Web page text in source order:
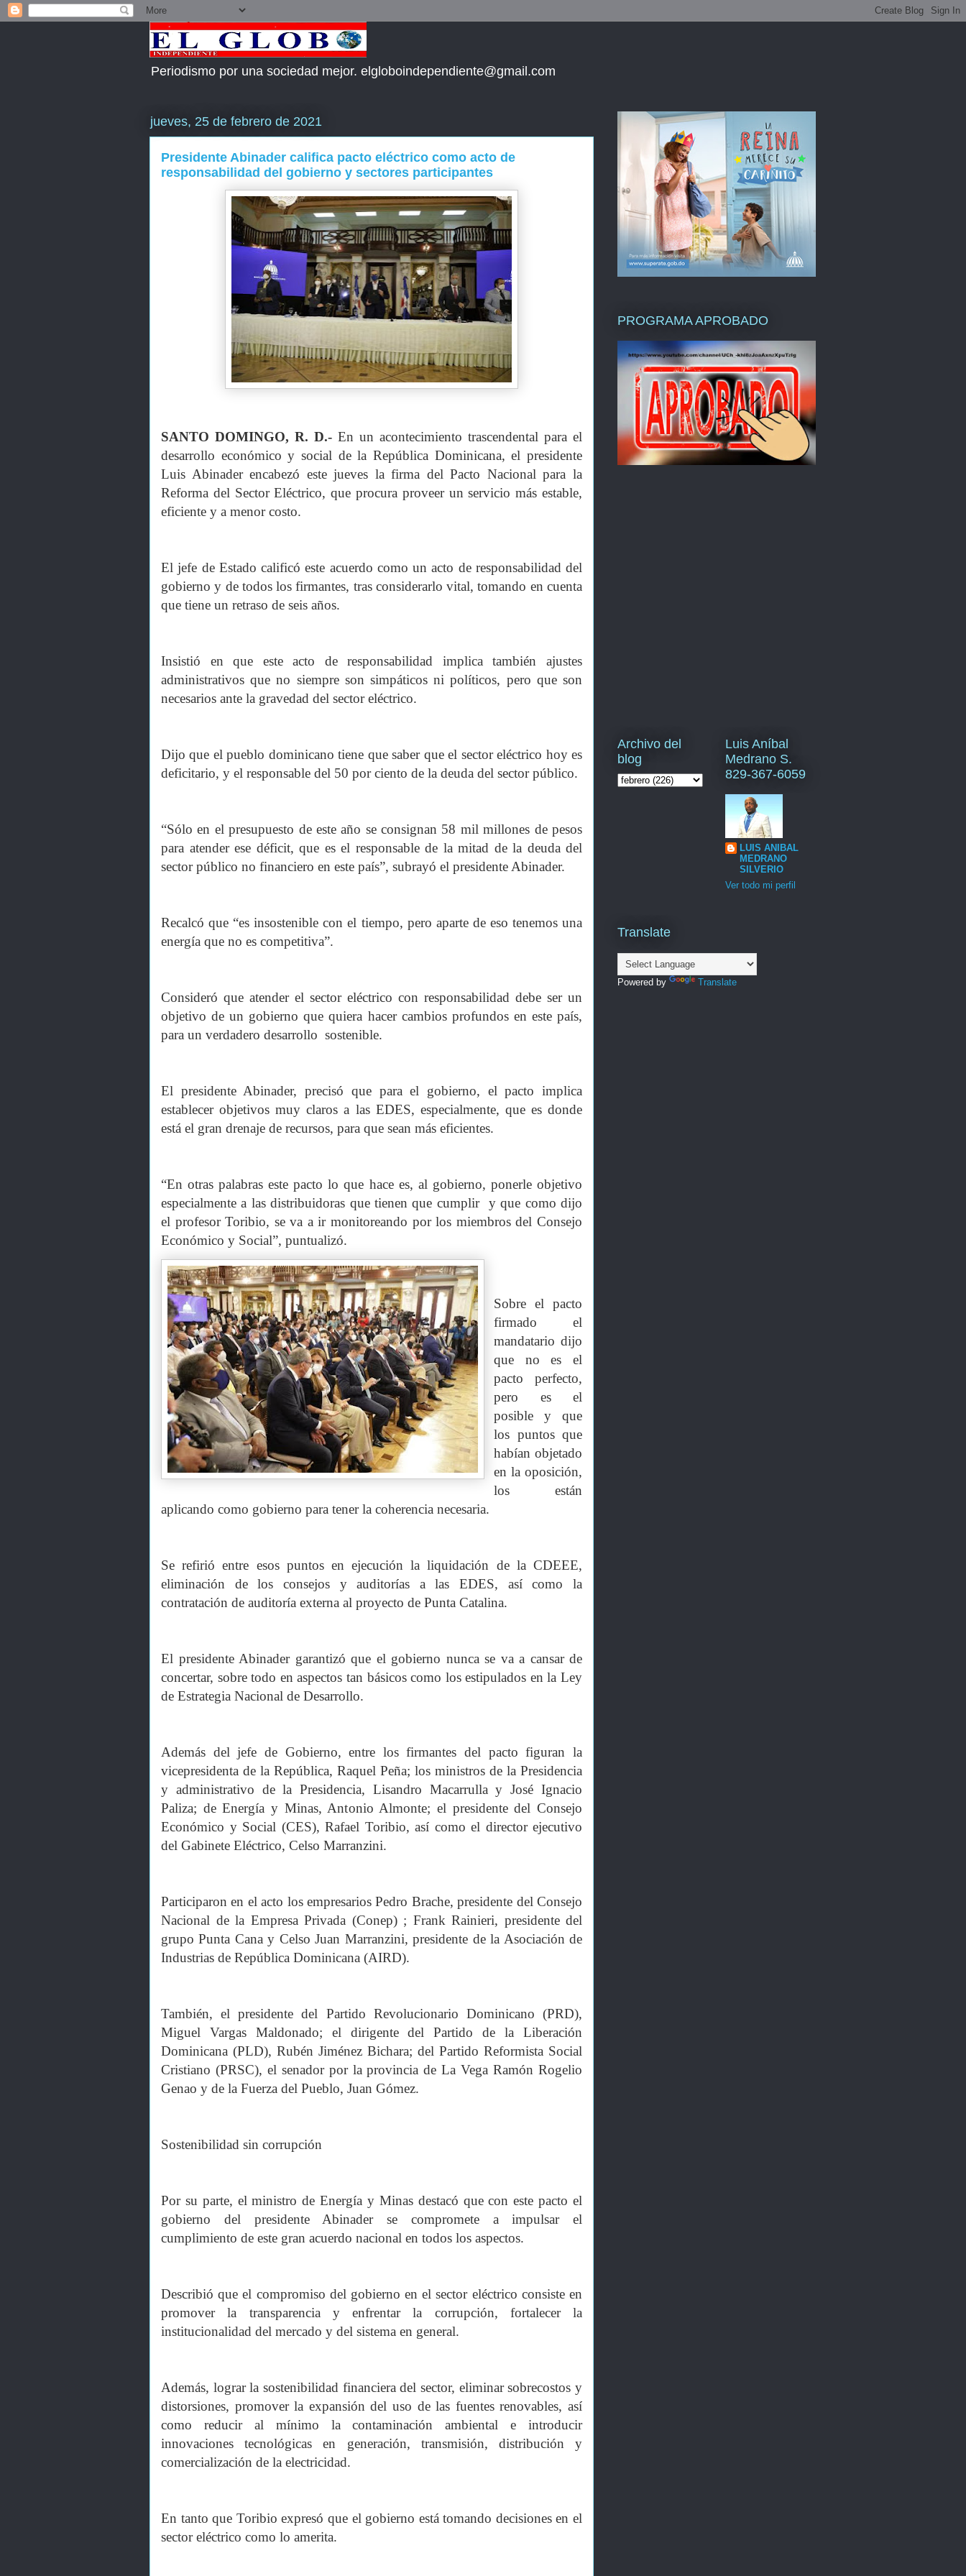
Periodismo por una sociedad mejor. elgloboindependiente@gmail.com
jueves, 25 de febrero de 2021
Presidente Abinader califica pacto eléctrico como acto de
responsabilidad del gobierno y sectores participantes
SANTO DOMINGO, R. D.- En un acontecimiento trascendental para el
desarrollo económico y social de la República Dominicana, el presidente
Luis Abinader encabezó este jueves la firma del Pacto Nacional para la
Reforma del Sector Eléctrico, que procura proveer un servicio más estable,
eficiente y a menor costo.
El jefe de Estado calificó este acuerdo como un acto de responsabilidad del
gobierno y de todos los firmantes, tras considerarlo vital, tomando en cuenta
que tiene un retraso de seis años.
Insistió en que este acto de responsabilidad implica también ajustes
administrativos que no siempre son simpáticos ni políticos, pero que son
necesarios ante la gravedad del sector eléctrico.
Dijo que el pueblo dominicano tiene que saber que el sector eléctrico hoy es
deficitario, y el responsable del 50 por ciento de la deuda del sector público.
“Sólo en el presupuesto de este año se consignan 58 mil millones de pesos
para atender ese déficit, que es el responsable de la mitad de la deuda del
sector público no financiero en este país”, subrayó el presidente Abinader.
Recalcó que “es insostenible con el tiempo, pero aparte de eso tenemos una
energía que no es competitiva”.
Consideró que atender el sector eléctrico con responsabilidad debe ser un
objetivo de un gobierno que quiera hacer cambios profundos en este país,
para un verdadero desarrollo sostenible.
El presidente Abinader, precisó que para el gobierno, el pacto implica
establecer objetivos muy claros a las EDES, especialmente, que es donde
está el gran drenaje de recursos, para que sean más eficientes.
“En otras palabras este pacto lo que hace es, al gobierno, ponerle objetivo
especialmente a las distribuidoras que tienen que cumplir y que como dijo
el profesor Toribio, se va a ir monitoreando por los miembros del Consejo
Económico y Social”, puntualizó.
Sobre el pacto
firmado el
mandatario dijo
que no es el
pacto perfecto,
pero es el
posible y que
los puntos que
habían objetado
en la oposición,
los están
aplicando como gobierno para tener la coherencia necesaria.
Se refirió entre esos puntos en ejecución la liquidación de la CDEEE,
eliminación de los consejos y auditorías a las EDES, así como la
contratación de auditoría externa al proyecto de Punta Catalina.
El presidente Abinader garantizó que el gobierno nunca se va a cansar de
concertar, sobre todo en aspectos tan básicos como los estipulados en la Ley
de Estrategia Nacional de Desarrollo.
Además del jefe de Gobierno, entre los firmantes del pacto figuran la
vicepresidenta de la República, Raquel Peña; los ministros de la Presidencia
y administrativo de la Presidencia, Lisandro Macarrulla y José Ignacio
Paliza; de Energía y Minas, Antonio Almonte; el presidente del Consejo
Económico y Social (CES), Rafael Toribio, así como el director ejecutivo
del Gabinete Eléctrico, Celso Marranzini.
Participaron en el acto los empresarios Pedro Brache, presidente del Consejo
Nacional de la Empresa Privada (Conep) ; Frank Rainieri, presidente del
grupo Punta Cana y Celso Juan Marranzini, presidente de la Asociación de
Industrias de República Dominicana (AIRD).
También, el presidente del Partido Revolucionario Dominicano (PRD),
Miguel Vargas Maldonado; el dirigente del Partido de la Liberación
Dominicana (PLD), Rubén Jiménez Bichara; del Partido Reformista Social
Cristiano (PRSC), el senador por la provincia de La Vega Ramón Rogelio
Genao y de la Fuerza del Pueblo, Juan Gómez.
Sostenibilidad sin corrupción
Por su parte, el ministro de Energía y Minas destacó que con este pacto el
gobierno del presidente Abinader se compromete a impulsar el
cumplimiento de este gran acuerdo nacional en todos los aspectos.
Describió que el compromiso del gobierno en el sector eléctrico consiste en
promover la transparencia y enfrentar la corrupción, fortalecer la
institucionalidad del mercado y del sistema en general.
Además, lograr la sostenibilidad financiera del sector, eliminar sobrecostos y
distorsiones, promover la expansión del uso de las fuentes renovables, así
como reducir al mínimo la contaminación ambiental e introducir
innovaciones tecnológicas en generación, transmisión, distribución y
comercialización de la electricidad.
En tanto que Toribio expresó que el gobierno está tomando decisiones en el
sector eléctrico como lo amerita.
PROGRAMA APROBADO
Archivo del
blog
Luis Aníbal
Medrano S.
829-367-6059
LUIS ANIBAL
MEDRANO
SILVERIO
Ver todo mi perfil
Translate
Powered by Translate